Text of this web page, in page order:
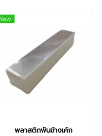
พลาสติกพันข้างเค้ก